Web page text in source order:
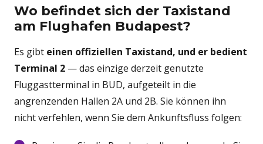
Wo befindet sich der Taxistand
am Flughafen Budapest?
Es gibt einen offiziellen Taxistand, und er bedient
Terminal 2 — das einzige derzeit genutzte
Fluggastterminal in BUD, aufgeteilt in die
angrenzenden Hallen 2A und 2B. Sie können ihn
nicht verfehlen, wenn Sie dem Ankunftsfluss folgen: